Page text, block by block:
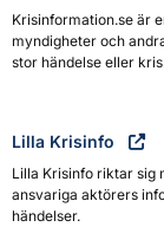
Krisinformation.se är
myndigheter och
stor händelse eller
Lilla Krisinfo
Lilla Krisinfo riktar sig
ansvariga aktörers
händelser.